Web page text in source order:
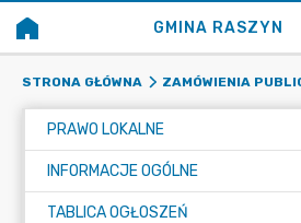
GMINA RASZYN
STRONA GŁÓWNA ZAMÓWIENIA
PRAWO LOKALNE
INFORMACJE OGÓLNE
TABLICA OGŁOSZEŃ